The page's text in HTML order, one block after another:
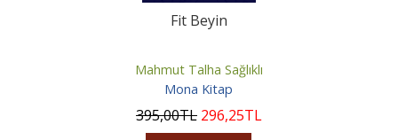
Fit Beyin
Mahmut Talha Sağlıklı
Mona Kitap
395,00TL 296,25TL